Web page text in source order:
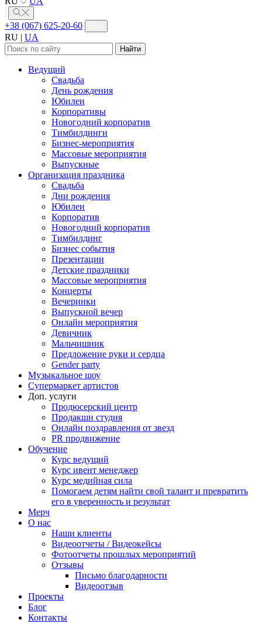
+38 (067) 625-20-60
RU | UA
Найти:
Ведущий
Свадьба
День рождения
Юбилеи
Корпоративы
Новогодний корпоратив
Тимбилдинги
Бизнес-мероприятия
Массовые мероприятия
Выпускные
Организация праздника
Свадьба
Дни рождения
Юбилеи
Корпоратив
Новогодний корпоратив
Тимбилдинг
Бизнес события
Презентации
Детские праздники
Массовые мероприятия
Концерты
Вечеринки
Выпускной вечер
Онлайн мероприятия
Девичник
Мальчишник
Предложение руки и сердца
Gender party
Музыкальное шоу
Супермаркет артистов
Доп. услуги
Продюсерский центр
Продакшн студия
Онлайн поздравления от звезд
PR продвижение
Обучение
Курс ведущий
Курс ивент менеджер
Курс медийная сила
Помогаем детям найти свой талант и превратить
его в уверенность и результат
Мерч
О нас
Наши клиенты
Видеоотчеты / Видеокейсы
Фотоотчеты прошлых мероприятий
Отзывы
Письмо благодарности
Видеоотзыв
Проекты
Блог
Контакты